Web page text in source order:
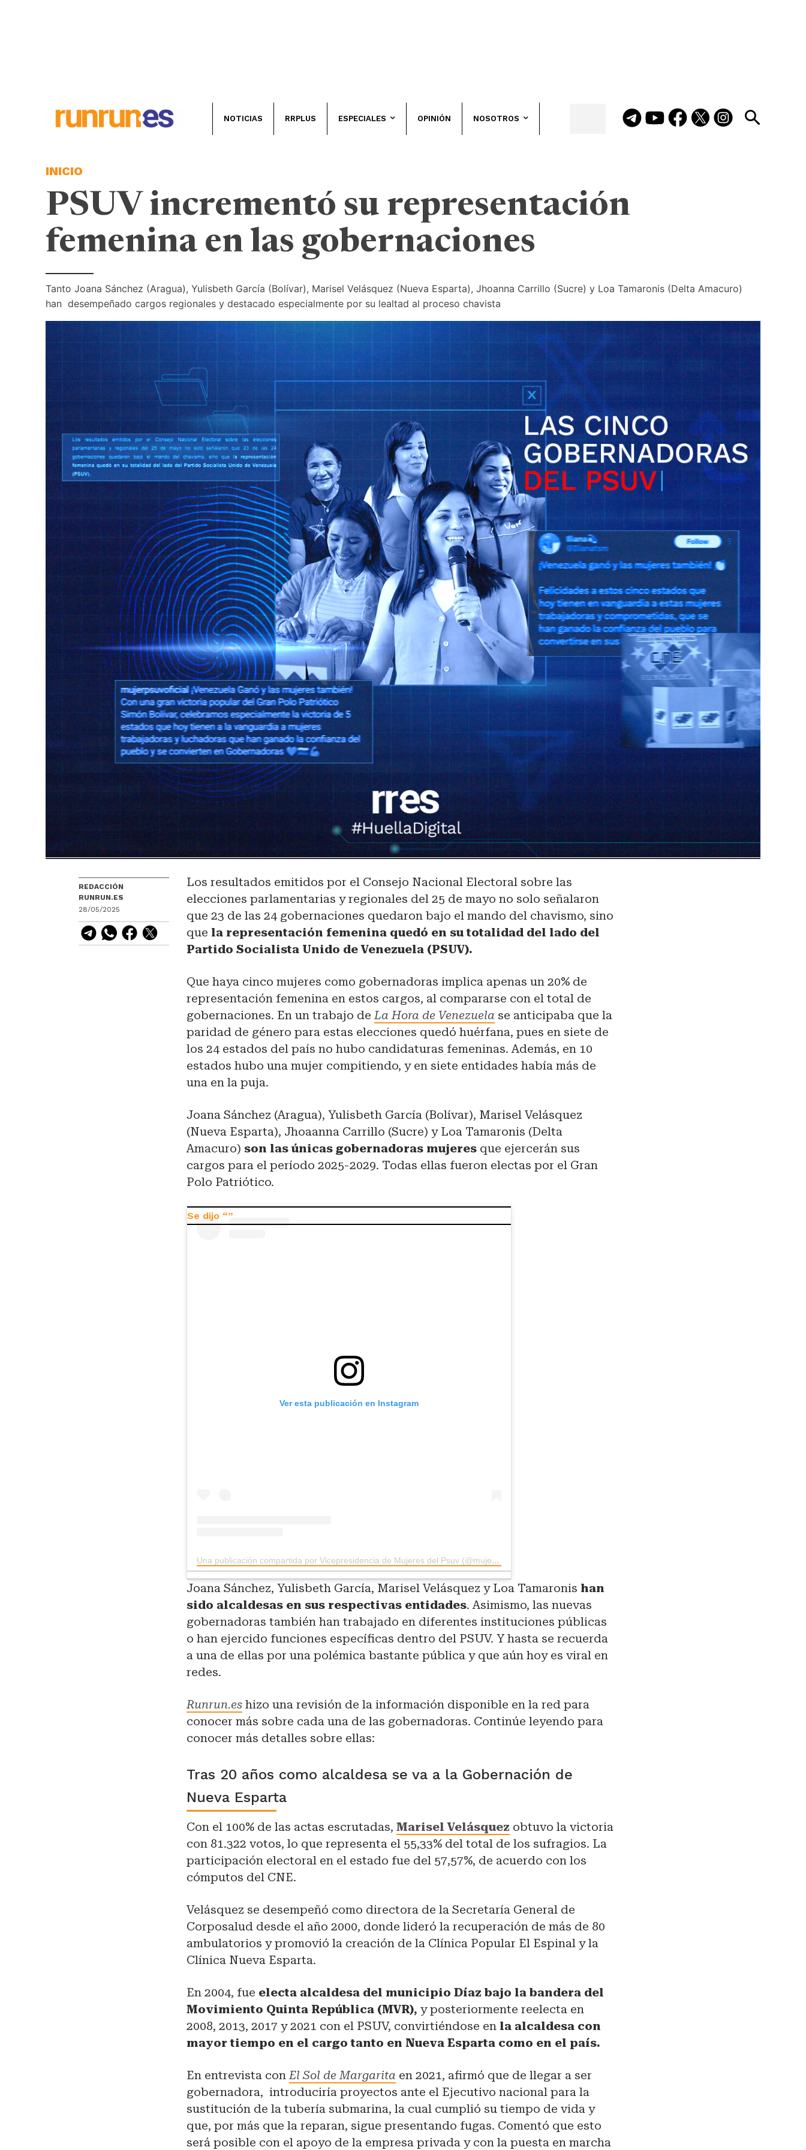
NOTICIAS RRPLUS ESPECIALES OPINIÓN NOSOTROS
INICIO
PSUV incrementó su representación
femenina en las gobernaciones
Tanto Joana Sánchez (Aragua), Yulisbeth García (Bolívar), Marisel Velásquez (Nueva Esparta), Jhoanna Carrillo (Sucre) y Loa Tamaronis (Delta Amacuro)
han  desempeñado cargos regionales y destacado especialmente por su lealtad al proceso chavista
REDACCIÓN
RUNRUN.ES
28/05/2025
Los resultados emitidos por el Consejo Nacional Electoral sobre las
elecciones parlamentarias y regionales del 25 de mayo no solo señalaron
que 23 de las 24 gobernaciones quedaron bajo el mando del chavismo, sino
que la representación femenina quedó en su totalidad del lado del
Partido Socialista Unido de Venezuela (PSUV).
Que haya cinco mujeres como gobernadoras implica apenas un 20% de
representación femenina en estos cargos, al compararse con el total de
gobernaciones. En un trabajo deLa Hora de Venezuela se anticipaba que la
paridad de género para estas elecciones quedó huérfana, pues en siete de
los 24 estados del país no hubo candidaturas femeninas. Además, en 10
estados hubo una mujer compitiendo, y en siete entidades había más de
una en la puja.
Joana Sánchez (Aragua), Yulisbeth García (Bolívar), Marisel Velásquez
(Nueva Esparta), Jhoaanna Carrillo (Sucre) y Loa Tamaronis (Delta
Amacuro) son las únicas gobernadoras mujeres que ejercerán sus
cargos para el período 2025-2029. Todas ellas fueron electas por el Gran
Polo Patriótico.
Ver esta publicación en Instagram
Una publicación compartida por Vicepresidencia de Mujeres del Psuv (@mujerpsuvoficial)
Joana Sánchez, Yulisbeth García, Marisel Velásquez y Loa Tamaronis han
sido alcaldesas en sus respectivas entidades. Asimismo, las nuevas
gobernadoras también han trabajado en diferentes instituciones públicas
o han ejercido funciones específicas dentro del PSUV. Y hasta se recuerda
a una de ellas por una polémica bastante pública y que aún hoy es viral en
redes.
Runrun.es hizo una revisión de la información disponible en la red para
conocer más sobre cada una de las gobernadoras. Continúe leyendo para
conocer más detalles sobre ellas:
Tras 20 años como alcaldesa se va a la Gobernación de
Nueva Esparta
Con el 100% de las actas escrutadas,Marisel Velásquez obtuvo la victoria
con 81.322 votos, lo que representa el 55,33% del total de los sufragios. La
participación electoral en el estado fue del 57,57%, de acuerdo con los
cómputos del CNE.
Velásquez se desempeñó como directora de la Secretaría General de
Corposalud desde el año 2000, donde lideró la recuperación de más de 80
ambulatorios y promovió la creación de la Clínica Popular El Espinal y la
Clínica Nueva Esparta.
En 2004, fue electa alcaldesa del municipio Díaz bajo la bandera del
Movimiento Quinta República (MVR), y posteriormente reelecta en
2008, 2013, 2017 y 2021 con el PSUV, convirtiéndose en la alcaldesa con
mayor tiempo en el cargo tanto en Nueva Esparta como en el país.
En entrevista con El Sol de Margarita en 2021, afirmó que de llegar a ser
gobernadora, introduciría proyectos ante el Ejecutivo nacional para la
sustitución de la tubería submarina, la cual cumplió su tiempo de vida y
que, por más que la reparan, sigue presentando fugas. Comentó que esto
será posible con el apoyo de la empresa privada y con la puesta en marcha